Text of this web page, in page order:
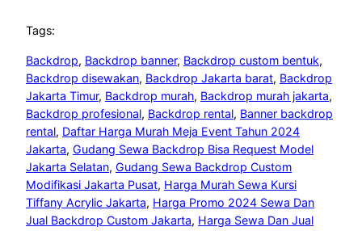
Tags:
Backdrop, Backdrop banner, Backdrop custom bentuk
Backdrop disewakan, Backdrop Jakarta barat, Backdrop
Jakarta Timur, Backdrop murah, Backdrop murah jakarta
Backdrop profesional, Backdrop rental, Banner backdrop
rental, Daftar Harga Murah Meja Event Tahun 2024
Jakarta, Gudang Sewa Backdrop Bisa Request Model
Jakarta Selatan, Gudang Sewa Backdrop Custom
Modifikasi Jakarta Pusat, Harga Murah Sewa Kursi
Tiffany Acrylic Jakarta, Harga Promo 2024 Sewa Dan
Jual Backdrop Custom Jakarta, Harga Sewa Dan Jual